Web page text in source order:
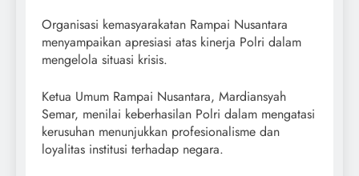
Organisasi kemasyarakatan Rampai Nusantara
menyampaikan apresiasi atas kinerja Polri dalam
mengelola situasi krisis.
Ketua Umum Rampai Nusantara, Mardiansyah
Semar, menilai keberhasilan Polri dalam mengatasi
kerusuhan menunjukkan profesionalisme dan
loyalitas institusi terhadap negara.